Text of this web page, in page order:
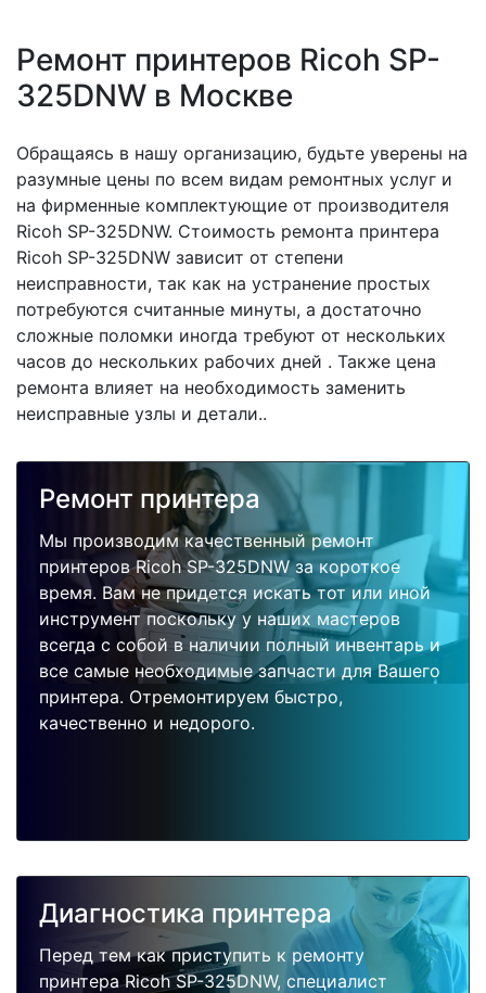
Ремонт принтеров Ricoh SP-
325DNW в Москве
Обращаясь в нашу организацию, будьте уверены на
разумные цены по всем видам ремонтных услуг и
на фирменные комплектующие от производителя
Ricoh SP-325DNW. Стоимость ремонта принтера
Ricoh SP-325DNW зависит от степени
неисправности, так как на устранение простых
потребуются считанные минуты, а достаточно
сложные поломки иногда требуют от нескольких
часов до нескольких рабочих дней . Также цена
ремонта влияет на необходимость заменить
неисправные узлы и детали..
Ремонт принтера
Мы производим качественный ремонт
принтеров Ricoh SP-325DNW за короткое
время. Вам не придется искать тот или иной
инструмент поскольку у наших мастеров
всегда с собой в наличии полный инвентарь и
все самые необходимые запчасти для Вашего
принтера. Отремонтируем быстро,
качественно и недорого.
Диагностика принтера
Перед тем как приступить к ремонту
принтера Ricoh SP-325DNW, специалист